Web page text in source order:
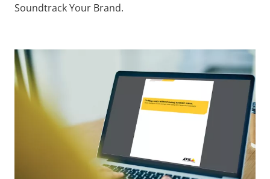
Soundtrack Your Brand.